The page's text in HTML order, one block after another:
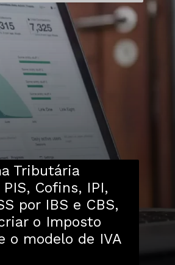
Tributária
Cofins, IPI,
por IBS e CBS,
o Imposto
o modelo de IVA